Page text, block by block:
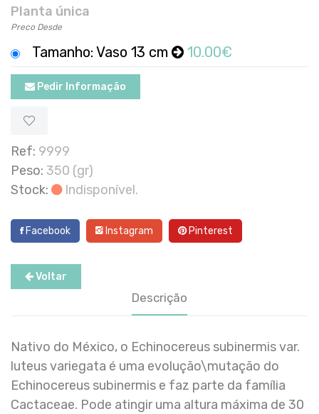
Planta única
Preco Desde
Tamanho: Vaso 13 cm 10.00€
Pedir Informação
Ref: 9999
Peso: 350 (gr)
Stock:
Indisponível.
Facebook Instagram Pinterest
Voltar
Descrição
Nativo do México, o Echinocereus subinermis var.
luteus variegata é uma evolução\mutação do
Echinocereus subinermis e faz parte da família
Cactaceae. Pode atingir uma altura máxima de 30